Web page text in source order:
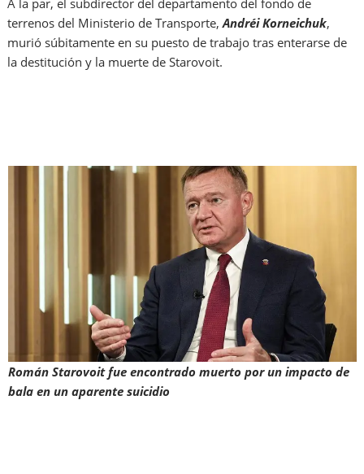
terrenos del Ministerio de Transporte,Andréi Korneichuk,
murió súbitamente en su puesto de trabajo tras enterarse de
la destitución y la muerte de Starovoit.
Román Starovoit fue encontrado muerto por un impacto de
bala en un aparente suicidio